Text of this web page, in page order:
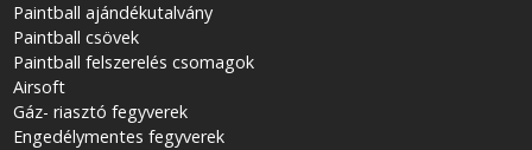
Paintball ajándékutalvány
Paintball csövek
Paintball felszerelés csomagok
Airsoft
Gáz- riasztó fegyverek
Engedélymentes fegyverek